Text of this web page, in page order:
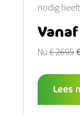
nodig
Nu€ 2695
Lees